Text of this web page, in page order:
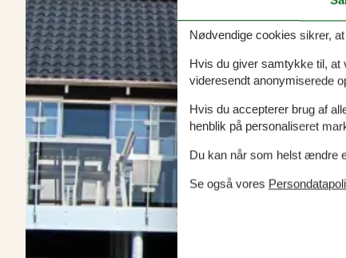
Nødvendige cookies sikrer,
Hvis du giver samtykke til, at
videresendt anonymiserede
Hvis du accepterer brug af
henblik på personaliseret
Du kan når som helst ændre
Se også vores